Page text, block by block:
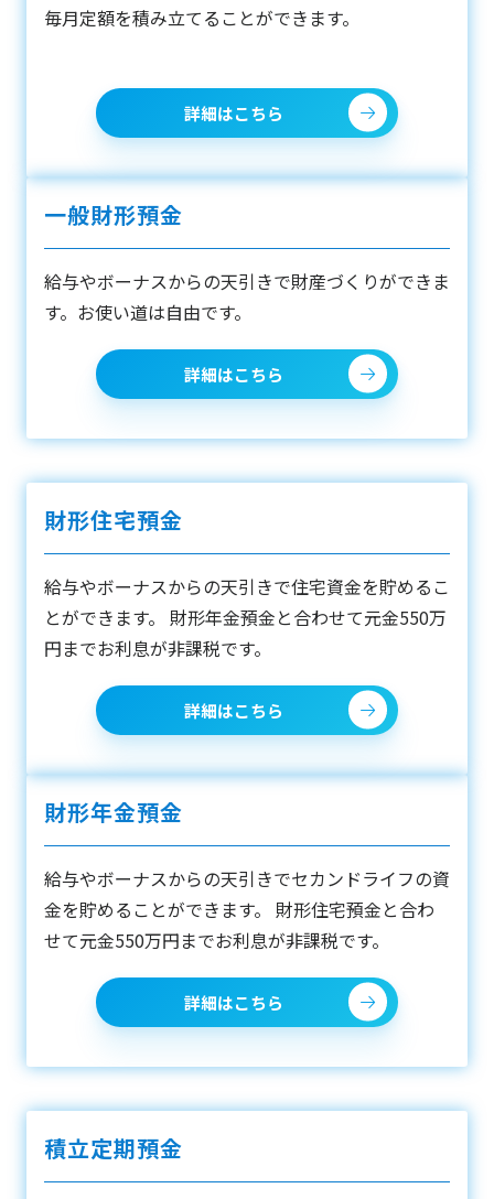
毎月定額を積み立てることができます。
詳細はこちら
一般財形預金
給与やボーナスからの天引きで財産づくりができま
す。お使い道は自由です。
詳細はこちら
財形住宅預金
給与やボーナスからの天引きで住宅資金を貯めるこ
とができます。 財形年金預金と合わせて元金550万
円までお利息が非課税です。
詳細はこちら
財形年金預金
給与やボーナスからの天引きでセカンドライフの資
金を貯めることができます。 財形住宅預金と合わ
せて元金550万円までお利息が非課税です。
詳細はこちら
積立定期預金